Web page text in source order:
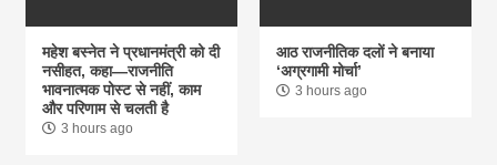
महेश बस्नेत ने प्रधानमंत्री को दी
नसीहत, कहा—राजनीति
भावनात्मक पोस्ट से नहीं, काम
और परिणाम से चलती है
3 hours ago
आठ राजनीतिक दलों ने बनाया
‘अग्रगामी मोर्चा’
3 hours ago